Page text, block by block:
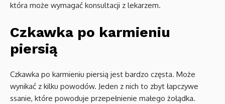
która może wymagać konsultacji z lekarzem.
Czkawka po karmieniu
piersią
Czkawka po karmieniu piersią jest bardzo częsta. Może
wynikać z kilku powodów. Jeden z nich to zbyt łapczywe
ssanie, które powoduje przepełnienie małego żołądka.